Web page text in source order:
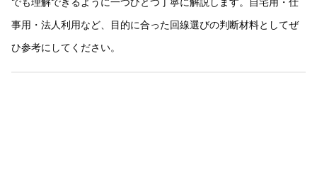
事用・法人利用など、目的に合った回線選びの判断材料としてぜ
ひ参考にしてください。